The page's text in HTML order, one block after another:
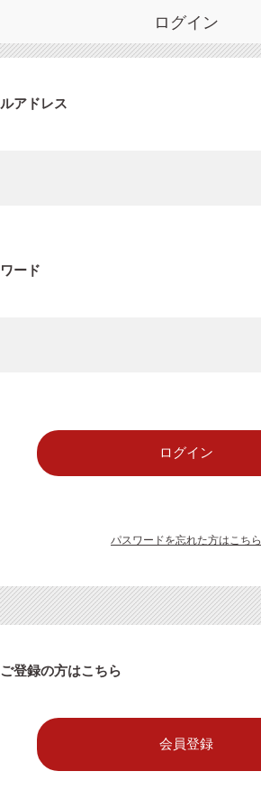
ログイン
アドレス
ード
パスワードを忘れた方はこちら
登録の方はこちら
会員登録